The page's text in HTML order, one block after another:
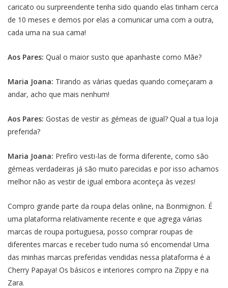
caricato ou surpreendente tenha sido quando elas tinham cerca
de 10 meses e demos por elas a comunicar uma com a outra,
cada uma na sua cama!
Aos Pares: Qual o maior susto que apanhaste como Mãe?
Maria Joana: Tirando as várias quedas quando começaram a
andar, acho que mais nenhum!
Aos Pares: Gostas de vestir as gémeas de igual? Qual a tua loja
preferida?
Maria Joana: Prefiro vesti-las de forma diferente, como são
gémeas verdadeiras já são muito parecidas e por isso achamos
melhor não as vestir de igual embora aconteça às vezes!
Compro grande parte da roupa delas online, na Bonmignon. É
uma plataforma relativamente recente e que agrega várias
marcas de roupa portuguesa, posso comprar roupas de
diferentes marcas e receber tudo numa só encomenda! Uma
das minhas marcas preferidas vendidas nessa plataforma é a
Cherry Papaya! Os básicos e interiores compro na Zippy e na
Zara.